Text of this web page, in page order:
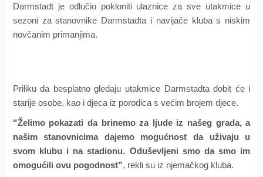
Darmstadt je odlučio pokloniti ulaznice za sve utakmice u
sezoni za stanovnike Darmstadta i navijače kluba s niskim
novčanim primanjima.
Priliku da besplatno gledaju utakmice Darmstadta dobit će i
starije osobe, kao i djeca iz porodica s većim brojem djece.
“Želimo pokazati da brinemo za ljude iz našeg grada, a
našim stanovnicima dajemo mogućnost da uživaju u
svom klubu i na stadionu. Oduševljeni smo da smo im
omogućili ovu pogodnost”, rekli su iz njemačkog kluba.